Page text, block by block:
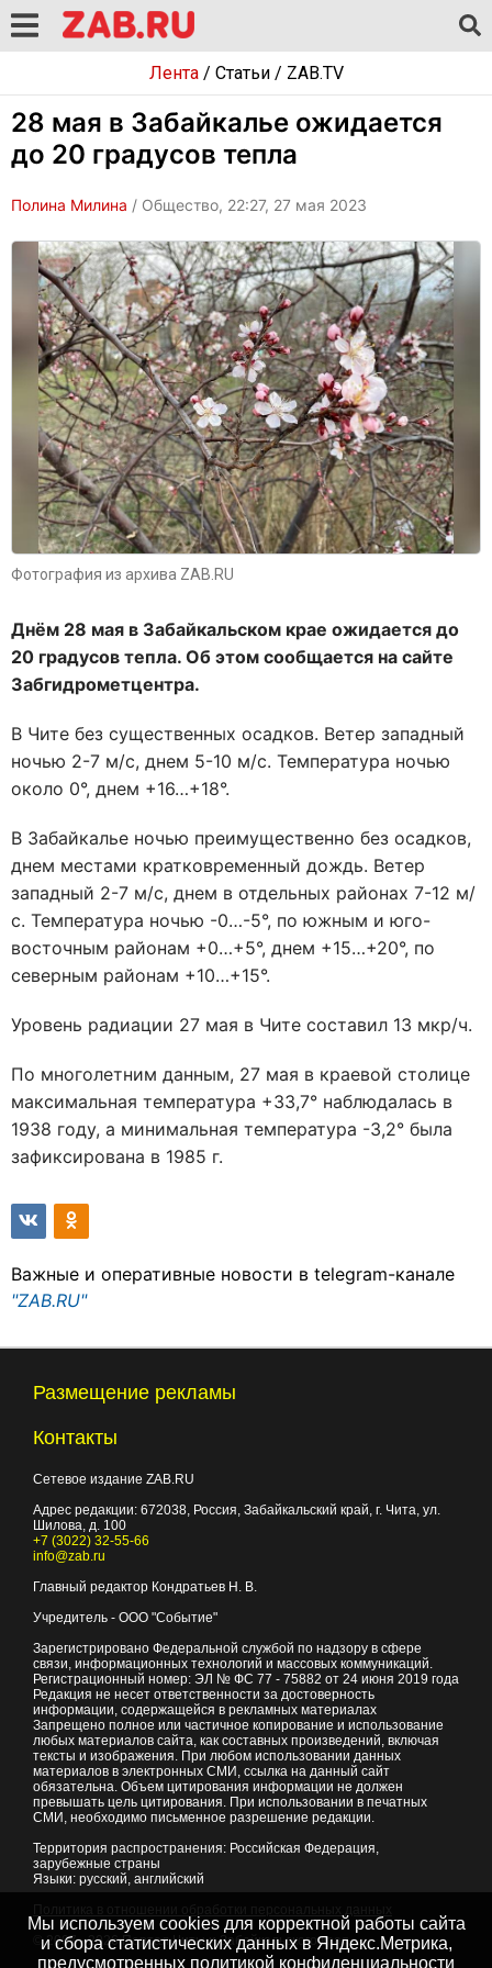
Лента/ Статьи/ ZAB.TV
28 мая в Забайкалье ожидается
до 20 градусов тепла
Полина Милина / Общество, 22:27, 27 мая 2023
Фотография из архива ZAB.RU
Днём 28 мая в Забайкальском крае ожидается до
20 градусов тепла. Об этом сообщается на сайте
Забгидрометцентра.
В Чите без существенных осадков. Ветер западный
ночью 2-7 м/с, днем 5-10 м/с. Температура ночью
около 0°, днем +16…+18°.
В Забайкалье ночью преимущественно без осадков,
днем местами кратковременный дождь. Ветер
западный 2-7 м/с, днем в отдельных районах 7-12 м/
с. Температура ночью -0…-5°, по южным и юго-
восточным районам +0…+5°, днем +15…+20°, по
северным районам +10…+15°.
Уровень радиации 27 мая в Чите составил 13 мкр/ч.
По многолетним данным, 27 мая в краевой столице
максимальная температура +33,7° наблюдалась в
1938 году, а минимальная температура -3,2° была
зафиксирована в 1985 г.
Важные и оперативные новости в telegram-канале
"ZAB.RU"
Размещение рекламы
Контакты
Сетевое издание ZAB.RU
Адрес редакции: 672038 , Россия, Забайкальский край, г. Чита ул.
Шилова, д. 100
+7 (3022) 32-55-66
info@zab.ru
Главный редактор Кондратьев Н. В.
Учредитель - ООО "Событие"
Зарегистрировано Федеральной службой по надзору в сфере
связи, информационных технологий и массовых коммуникаций.
Регистрационный номер: ЭЛ № ФС 77 - 75882 от 24 июня 2019 года
Редакция не несет ответственности за достоверность
информации, содержащейся в рекламных материалах
Запрещено полное или частичное копирование и использование
любых материалов сайта, как составных произведений, включая
тексты и изображения. При любом использовании данных
материалов в электронных СМИ, ссылка на данный сайт
обязательна. Объем цитирования информации не должен
превышать цель цитирования. При использовании в печатных
СМИ, необходимо письменное разрешение редакции.
Территория распространения: Российская Федерация,
зарубежные страны
Языки: русский, английский
© 2007 - 2026Портал Читы и Забайкальского края
Мы используем cookies для корректной работы сайта
и сбора статистических данных в Яндекс.Метрика,
предусмотренных политикой конфиденциальности